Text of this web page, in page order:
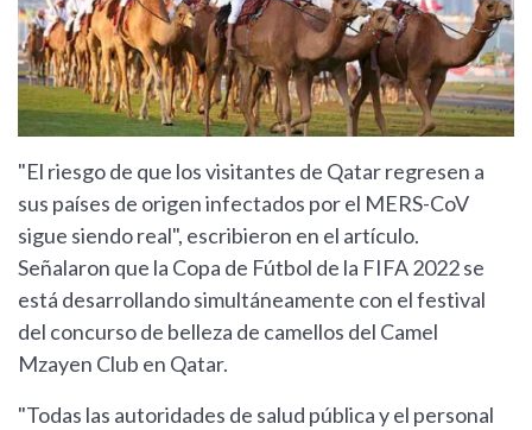
"El riesgo de que los visitantes de Qatar regresen a
sus países de origen infectados por el MERS-CoV
sigue siendo real", escribieron en el artículo.
Señalaron que la Copa de Fútbol de la FIFA 2022 se
está desarrollando simultáneamente con el festival
del concurso de belleza de camellos del Camel
Mzayen Club en Qatar.
"Todas las autoridades de salud pública y el personal